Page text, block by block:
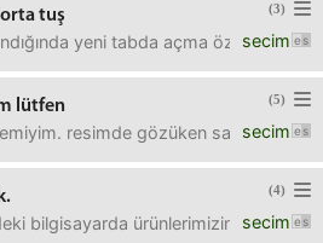
(3)
tuş
secim
yeni tabda açma özelliği
(5)
lütfen
secim
resimde gözüken saatin
(4)
secim
bilgisayarda ürünlerimizin